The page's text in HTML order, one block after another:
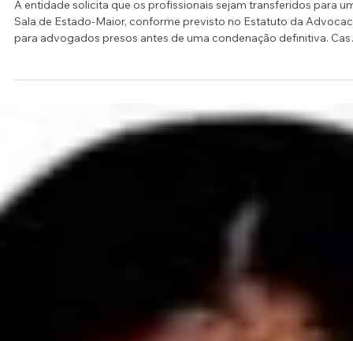
10 de jul.
Bahia
OAB-BA pede prisão domiciliar para dez
A entidade solicita que os profissionais sejam transferidos para
Sala de Estado-Maior, conforme previsto no Estatuto da
para advogados presos antes de uma condenação definitiva.
transferência não seja possível, a OAB pede que as prisões